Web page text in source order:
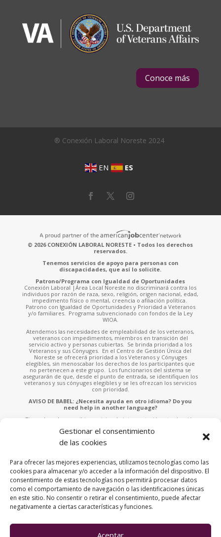
Gestionar el consentimiento
de las cookies
Para ofrecer las mejores experiencias, utilizamos tecnologías como las
cookies para almacenar y/o acceder a la información del dispositivo. El
consentimiento de estas tecnologías nos permitirá procesar datos
como el comportamiento de navegación o las identificaciones únicas
en este sitio. No consentir o retirar el consentimiento, puede afectar
negativamente a ciertas características y funciones.
Aceptar
Conoce más
® Conexión Laboral Noreste 2024
EN ES
© 2026 CONEXIÓN LABORAL NORESTE • Todos los derechos
reservados.
Tenemos servicios de apoyo para personas con
discapacidades, que así lo solicite.
Patrono/Programa con Igualdad de Oportunidades
Conexión Laboral |Área Local Noreste no discriminará contra los
individuos por razón de raza, sexo, religión, origen nacional, edad,
impedimento físico o mental, creencia o afiliación política.
Patrono con Igualdad de Oportunidades y Prioridad a Veteranos
y/o familiares. Programa subvencionado con fondos de la Ley
WIOA.
Atendemos las necesidades de empleabilidad de los veteranos,
veteranos con impedimentos, miembros en transición del
servicio activo y personas cubiertas. Se brinda prioridad a los
Veteranos y sus Cónyuges. En el Centro de Gestión Única del
Noreste se ofrecerá prioridad a los Veteranos y Cónyuges
elegibles, sin menoscabar los derechos de los participantes que
no pertenecen a este grupo. Los funcionarios del sistema se
asegurarán de que, desde el punto de entrada, se identifiquen los
veteranos y sus cónyuges elegibles y se les ofrezcan los servicios
con prioridad.
AVISO DE BABEL: ¿Necesita ayuda en otro idioma? Do you
need help in another language?
Tiene derecho a recibir servicios de interpretación y traducción
empleados o llame al 787-953-4700 x.902 e indíquenos el idioma
que habla para asistirle. You have the right to receive free
interpretation and translation services. Please ask any of our staff
Esta página fue financiada por una subvención otorgada por la
Administración de Empleo y Adiestramiento («ETA» por sus siglas
en inglés) del Departamento de Trabajo de los Estados Unidos. La
página fue creada por el recipiente de fondos y no
necesariamente refleja la posición oficial del Departamento de
Trabajo de los Estados Unidos. El Departamento de Trabajo no
exactitud de la información o su integridad, puntualidad, utilidad,